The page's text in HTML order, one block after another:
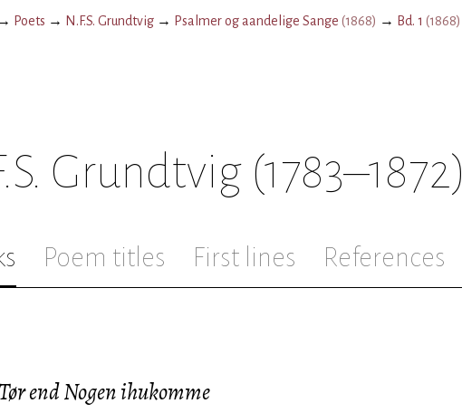
→ Poets → N.F.S. Grundtvig → Psalmer og aandelige Sange (1868) → Bd. 1 (1868)
Grundtvig (1783–1872)
Poem titles First lines References
Tør end Nogen ihukomme